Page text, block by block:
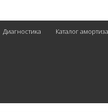
Диагностика Каталог